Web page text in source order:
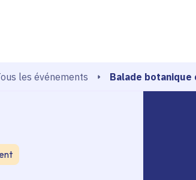
les événements Balade